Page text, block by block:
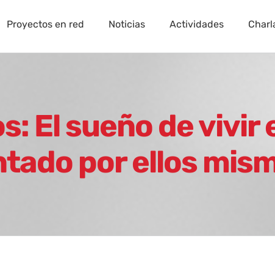
Proyectos en red Noticias Actividades
El sueño de vivir
por ellos